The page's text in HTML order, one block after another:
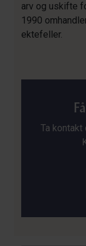
arv og uskifte
1990
ektefeller.
Ta